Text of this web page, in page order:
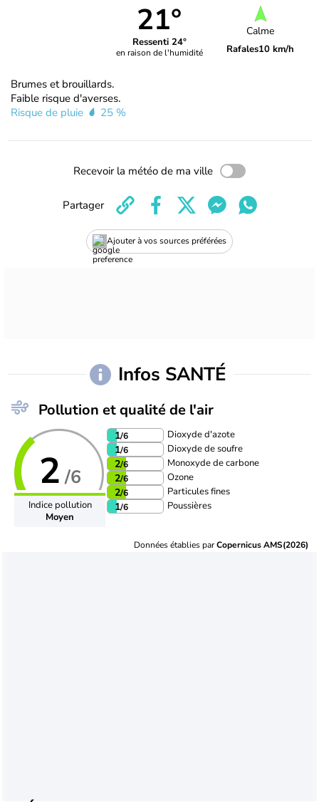
21°
Ressenti 24°
en raison de l'humidité
Calme
Rafales10 km/h
Brumes et brouillards.
Faible risque d'averses.
Risque de pluie
25 %
Recevoir la météo de ma ville
Ajouter à vos sources préférées
Partager
Infos SANTÉ
Pollution et qualité de l'air
2 /6
Indice pollution
Moyen
1/6 Dioxyde d'azote
1/6 Dioxyde de soufre
2/6 Monoxyde de carbone
2/6 Ozone
2/6 Particules fines
1/6 Poussières
Données établies parCopernicus AMS(2026)